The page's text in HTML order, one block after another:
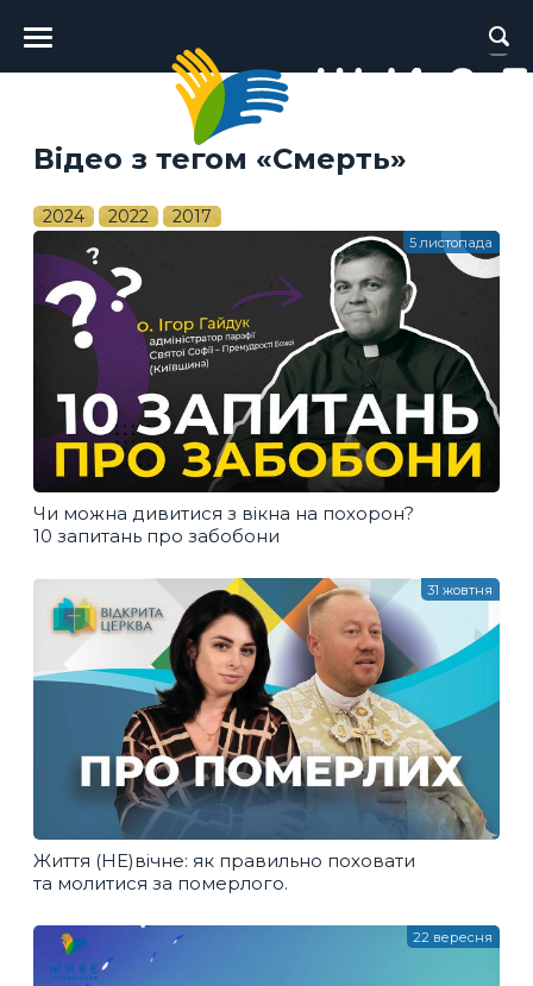
Головне
меню
Відео з тегом «Смерть»
2024 2022 2017
Чи можна дивитися з вікна на похорон?
10 запитань про забобони
5 листопада
Життя (НЕ)вічне: як правильно поховати
та молитися за померлого.
31 жовтня
22 вересня